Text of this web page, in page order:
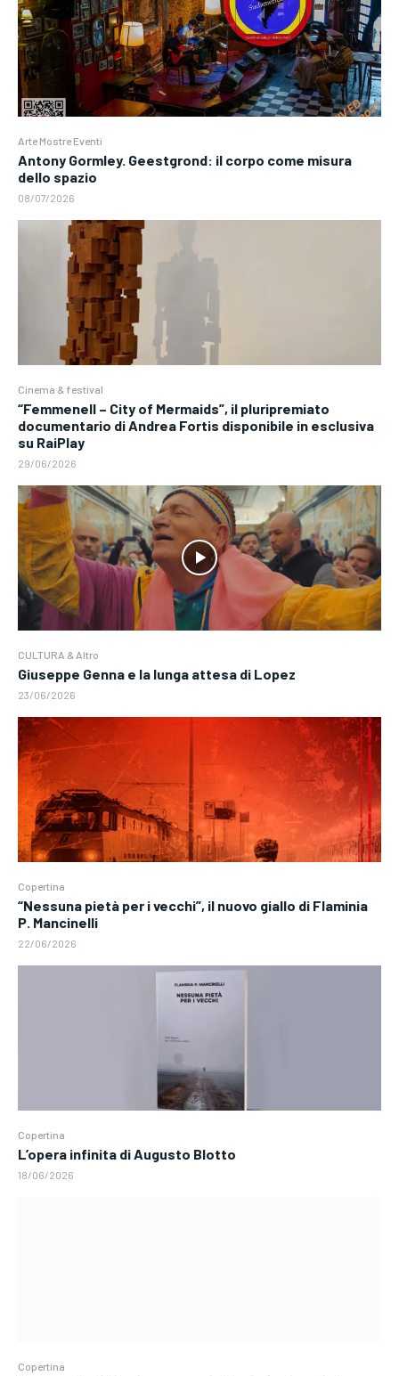
Arte Mostre Eventi
Antony Gormley. Geestgrond: il corpo come misura
dello spazio
08/07/2026
Cinema & festival
“Femmenell – City of Mermaids”, il pluripremiato
documentario di Andrea Fortis disponibile in esclusiva
su RaiPlay
29/06/2026
CULTURA & Altro
Giuseppe Genna e la lunga attesa di Lopez
23/06/2026
Copertina
“Nessuna pietà per i vecchi”, il nuovo giallo di Flaminia
P. Mancinelli
22/06/2026
Copertina
L’opera infinita di Augusto Blotto
18/06/2026
Copertina